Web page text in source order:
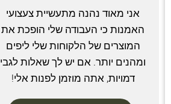
אני מאוד נהנה מתעשיית צעצועי
האמנות כי העבודה שלי הופכת את
המוצרים של הלקוחות שלי ליפים
ומהנים יותר. אם יש לך שאלות לגבי
דמויות, אתה מוזמן לפנות אלי!